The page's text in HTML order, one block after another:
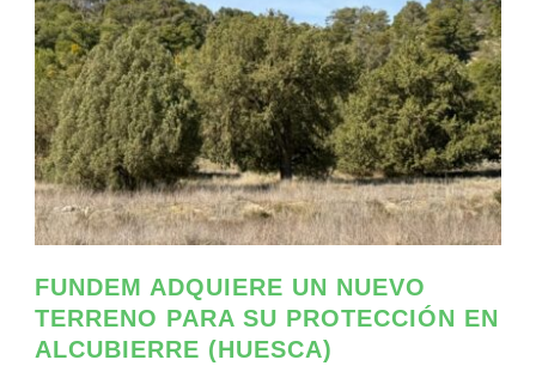
FUNDEM ADQUIERE UN NUEVO
TERRENO PARA SU PROTECCIÓN EN
ALCUBIERRE (HUESCA)